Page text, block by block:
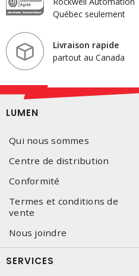
Québec seulement
Livraison rapide
partout au Canada
LUMEN
Qui nous sommes
Centre de distribution
Conformité
Termes et conditions de
vente
Nous joindre
SERVICES